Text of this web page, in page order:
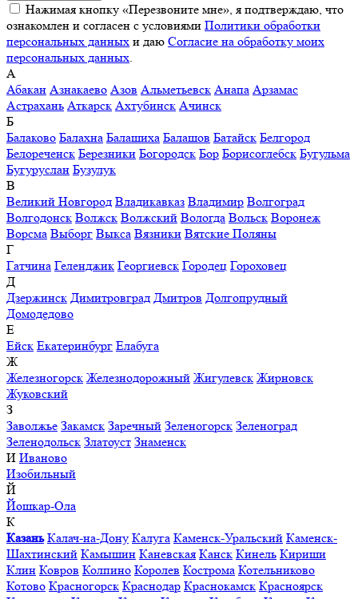
Нажимая кнопку «Перезвоните мне», я подтверждаю, что
ознакомлен и согласен с условиями Политики обработки
персональных данных и даю Согласие на обработку моих
персональных данных
А
Абакан Азнакаево Азов Альметьевск Анапа Арзамас
Астрахань Аткарск Ахтубинск Ачинск
Б
Балаково Балахна Балашиха Балашов Батайск Белгород
Белореченск Березники Богородск Бор Борисоглебск Бугульма
Бугуруслан Бузулук
В
Великий Новгород Владикавказ Владимир Волгоград
Волгодонск Волжск Волжский Вологда Вольск Воронеж
Ворсма Выборг Выкса Вязники Вятские Поляны
Г
Гатчина Геленджик Георгиевск Городец Гороховец
Д
Дзержинск Димитровград Дмитров Долгопрудный
Домодедово
Е
Ейск Екатеринбург Елабуга
Ж
Железногорск Железнодорожный Жигулевск Жирновск
Жуковский
З
Заволжье Закамск Заречный Зеленогорск Зеленоград
Зеленодольск Златоуст Знаменск
И Иваново
Изобильный
Й
Йошкар-Ола
К
Казань Калач-на-Дону Калуга Каменск-Уральский Каменск-
Шахтинский Камышин Каневская Канск Кинель Кириши
Клин Ковров Колпино Королев Кострома Котельниково
Котово Красногорск Краснодар Краснокамск Красноярск